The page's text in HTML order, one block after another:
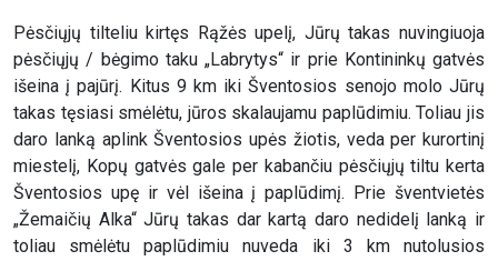
Pėsčiųjų tilteliu kirtęs Rąžės upelį, Jūrų takas nuvingiuoja
pėsčiųjų / bėgimo taku „Labrytys“ ir prie Kontininkų gatvės
išeina į pajūrį. Kitus 9 km iki Šventosios senojo molo Jūrų
takas tęsiasi smėlėtu, jūros skalaujamu paplūdimiu. Toliau jis
daro lanką aplink Šventosios upės žiotis, veda per kurortinį
miestelį, Kopų gatvės gale per kabančiu pėsčiųjų tiltu kerta
Šventosios upę ir vėl išeina į paplūdimį. Prie šventvietės
„Žemaičių Alka“ Jūrų takas dar kartą daro nedidelį lanką ir
toliau smėlėtu paplūdimiu nuveda iki 3 km nutolusios